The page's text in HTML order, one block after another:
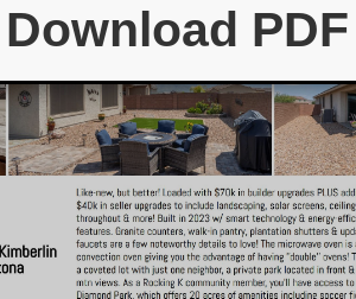
Download PDF